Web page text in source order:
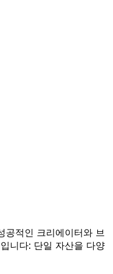
공적인 크리에이터와 브
니다: 단일 자산을 다양